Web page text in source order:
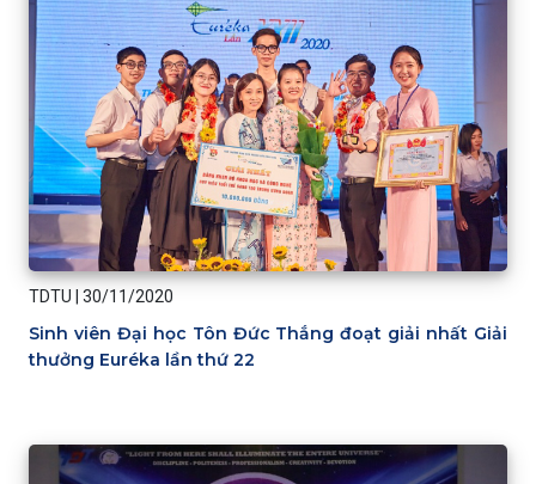
TDTU 30/11/2020
Sinh viên Đại học Tôn Đức Thắng đoạt giải nhất Giải
thưởng Euréka lần thứ 22